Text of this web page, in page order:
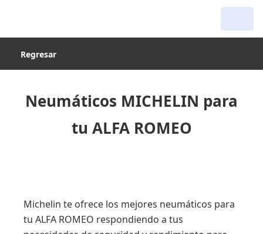
Regresar
Neumáticos MICHELIN para
tu ALFA ROMEO
Michelin te ofrece los mejores neumáticos para
tu ALFA ROMEO respondiendo a tus